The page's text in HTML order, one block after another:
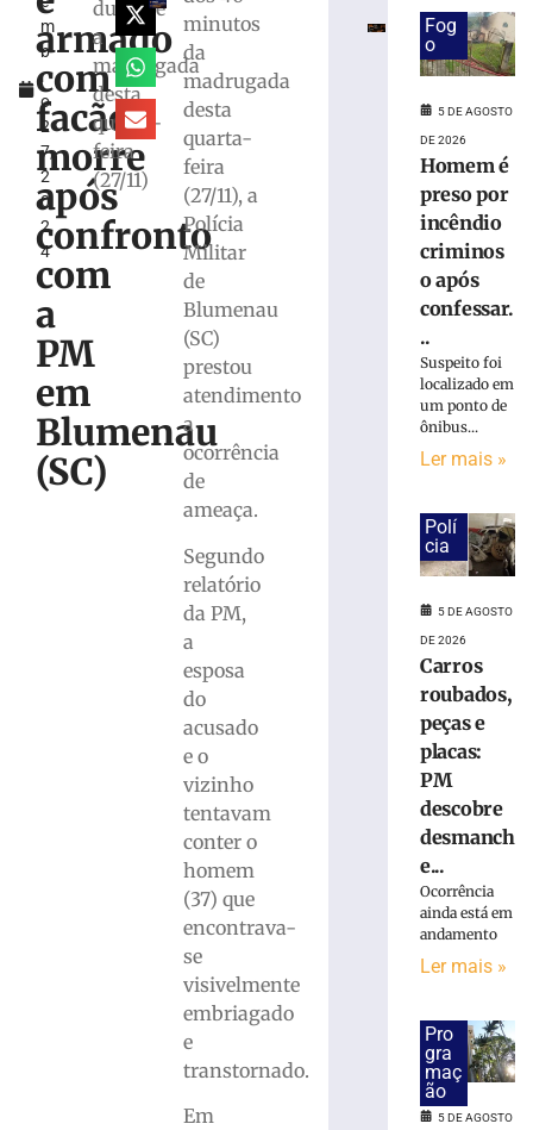
m
b
r
o
2
7,
2
0
2
4
armado
com
facão
morre
após
confronto
com
a
PM
em
Blumenau
(SC)
durante
a
madrugada
desta
quarta-
feira
(27/11)
minutos
da
madrugada
desta
quarta-
feira
(27/11), a
Polícia
Militar
de
Blumenau
(SC)
prestou
atendimento
a
ocorrência
de
ameaça.
Segundo
relatório
da PM,
a
esposa
do
acusado
e o
vizinho
tentavam
conter o
homem
(37) que
encontrava-
se
visivelmente
embriagado
e
transtornado.
Em
incêndio
criminoso
confessar
Polícia
Militar
desviar
cachorro
colidir
contra
Bairro
Águas
Claras
Carros
roubados,
Fog
o
5 DE AGOSTO
DE 2026
Homem é
preso por
incêndio
criminos
o após
confessar.
..
Suspeito foi
localizado em
um ponto de
ônibus...
Ler mais »
Polí
cia
5 DE AGOSTO
DE 2026
Carros
roubados,
peças e
placas:
PM
descobre
desmanch
e...
Ocorrência
ainda está em
andamento
Ler mais »
Pro
gra
maç
ão
5 DE AGOSTO